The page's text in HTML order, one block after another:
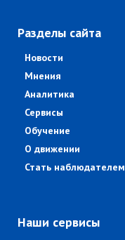
Разделы сайта
Новости
Мнения
Аналитика
Сервисы
Обучение
О движении
Стать наблюдателем
Наши сервисы